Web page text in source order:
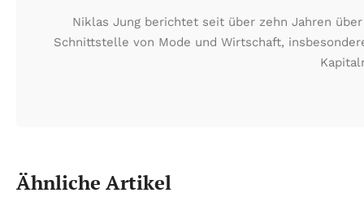
Niklas Jung berichtet seit über zehn Jahren
Schnittstelle von Mode und Wirtschaft,
Ähnliche Artikel